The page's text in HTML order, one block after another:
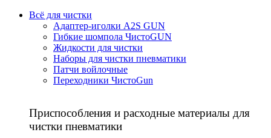
Всё для чистки
Адаптер-иголки A2S GUN
Гибкие шомпола ЧистоGUN
Жидкости для чистки
Наборы для чистки пневматики
Патчи войлочные
Переходники ЧистоGun
Приспособления и расходные материалы для
чистки пневматики